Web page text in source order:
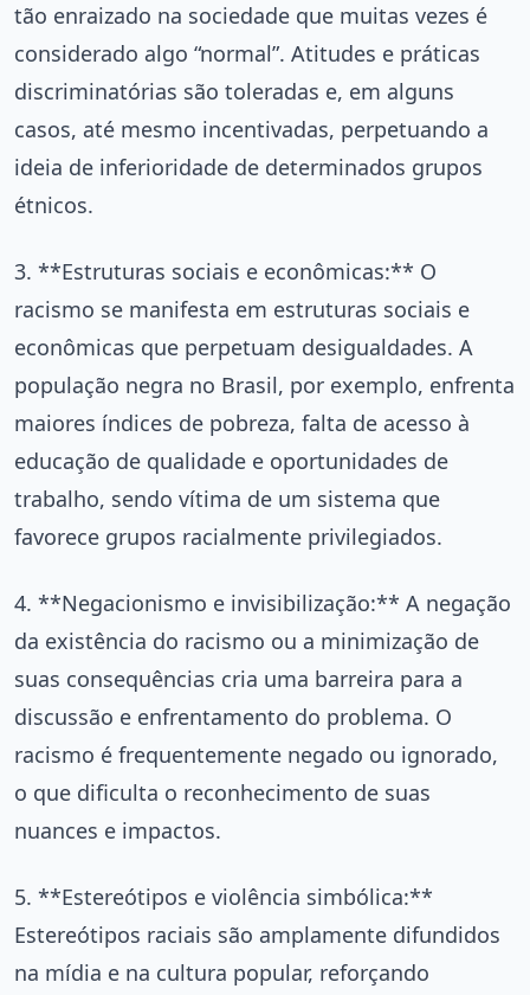
tão enraizado na sociedade que muitas vezes é
considerado algo “normal”. Atitudes e práticas
discriminatórias são toleradas e, em alguns
casos, até mesmo incentivadas, perpetuando a
ideia de inferioridade de determinados grupos
étnicos.
3. **Estruturas sociais e econômicas:** O
racismo se manifesta em estruturas sociais e
econômicas que perpetuam desigualdades. A
população negra no Brasil, por exemplo, enfrenta
maiores índices de pobreza, falta de acesso à
educação de qualidade e oportunidades de
trabalho, sendo vítima de um sistema que
favorece grupos racialmente privilegiados.
4. **Negacionismo e invisibilização:** A negação
da existência do racismo ou a minimização de
suas consequências cria uma barreira para a
discussão e enfrentamento do problema. O
racismo é frequentemente negado ou ignorado,
o que dificulta o reconhecimento de suas
nuances e impactos.
5. **Estereótipos e violência simbólica:**
Estereótipos raciais são amplamente difundidos
na mídia e na cultura popular, reforçando